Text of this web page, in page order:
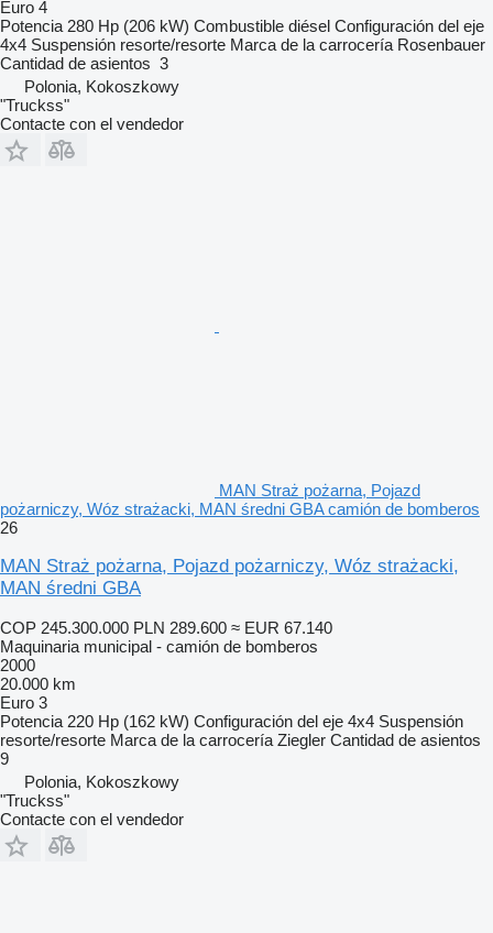
Euro 4
Potencia 280 Hp (206 kW) Combustible diésel Configuración del eje
4x4 Suspensión resorte/resorte Marca de la carrocería Rosenbauer
Cantidad de asientos 3
Polonia, Kokoszkowy
"Truckss"
Contacte con el vendedor
MAN Straż pożarna, Pojazd
pożarniczy, Wóz strażacki, MAN średni GBA camión de bomberos
26
MAN Straż pożarna, Pojazd pożarniczy, Wóz strażacki,
MAN średni GBA
COP 245.300.000 PLN 289.600 ≈ EUR 67.140
Maquinaria municipal - camión de bomberos
2000
20.000 km
Euro 3
Potencia 220 Hp (162 kW) Configuración del eje 4x4 Suspensión
resorte/resorte Marca de la carrocería Ziegler Cantidad de asientos
9
Polonia, Kokoszkowy
"Truckss"
Contacte con el vendedor